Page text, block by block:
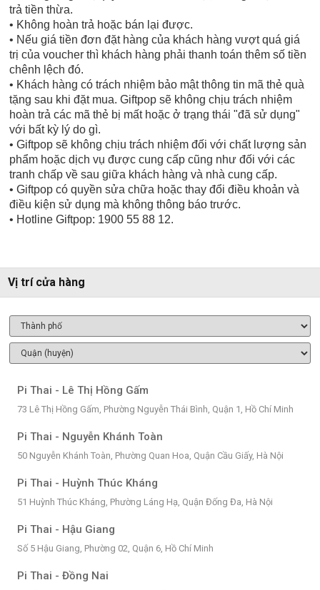
trả tiền thừa.
• Không hoàn trả hoặc bán lại được.
• Nếu giá tiền đơn đặt hàng của khách hàng vượt quá giá
trị của voucher thì khách hàng phải thanh toán thêm số tiền
chênh lệch đó.
• Khách hàng có trách nhiệm bảo mật thông tin mã thẻ quà
tặng sau khi đặt mua. Giftpop sẽ không chịu trách nhiệm
hoàn trả các mã thẻ bị mất hoặc ở trạng thái "đã sử dụng"
với bất kỳ lý do gì.
• Giftpop sẽ không chịu trách nhiệm đối với chất lượng sản
phẩm hoặc dịch vụ được cung cấp cũng như đối với các
tranh chấp về sau giữa khách hàng và nhà cung cấp.
• Giftpop có quyền sửa chữa hoặc thay đổi điều khoản và
điều kiện sử dụng mà không thông báo trước.
• Hotline Giftpop: 1900 55 88 12.
Vị trí cửa hàng
Pi Thai - Lê Thị Hồng Gấm
73 Lê Thị Hồng Gấm, Phường Nguyễn Thái Bình, Quận 1, Hồ Chí Minh
Pi Thai - Nguyễn Khánh Toàn
50 Nguyễn Khánh Toàn, Phường Quan Hoa, Quận Cầu Giấy, Hà Nội
Pi Thai - Huỳnh Thúc Kháng
51 Huỳnh Thúc Kháng, Phường Láng Hạ, Quận Đống Đa, Hà Nội
Pi Thai - Hậu Giang
Số 5 Hậu Giang, Phường 02, Quận 6, Hồ Chí Minh
Pi Thai - Đồng Nai